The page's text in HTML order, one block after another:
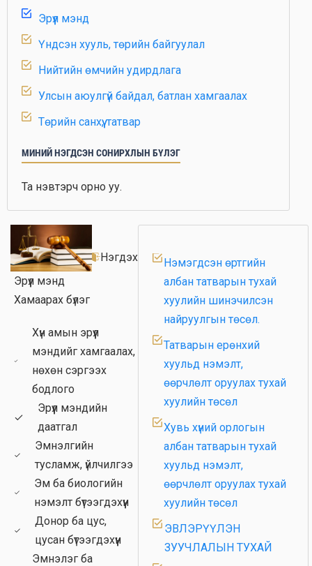
Эрүүл мэнд
Үндсэн хууль, төрийн байгуулал
Нийтийн өмчийн удирдлага
Улсын аюулгүй байдал, батлан хамгаалах
Төрийн санхүү, татвар
Газар зохион байгуулалт, хот төлөвлөлт
Дэд бүтэц
Тээвэр, логистик
Цахим технологи, харилцаа холбоо
Олон улсын эдийн засгийн үйл ажиллагаа,
Хүрээлэн буй орчин
Биеийн тамир, спорт
Соёл, урлаг
Хууль зүйн алба
Гэмт хэрэг, зөрчил
Шүүх эрх мэдэл
Хаалттай
МИНИЙ НЭГДСЭН СОНИРХЛЫН БҮЛЭГ
Та нэвтэрч орно уу.
Эрүүл мэнд
Нэгдэх
Хамаарах бүлэг
Хүн амын эрүүл
мэндийг хамгаалах,
нөхөн сэргээх
бодлого
Эрүүл мэндийн
даатгал
Эмнэлгийн
тусламж, үйлчилгээ
Эм ба биологийн
нэмэлт бүтээгдэхүүн
Донор ба цус,
цусан бүтээгдэхүүн
Эмнэлэг ба
Нэмэгдсэн өртгийн
албан татварын тухай
хуулийн шинэчилсэн
найруулгын төсөл.
Татварын ерөнхий
хуульд нэмэлт,
өөрчлөлт оруулах тухай
хуулийн төсөл
Хувь хүний орлогын
албан татварын тухай
хуульд нэмэлт,
өөрчлөлт оруулах тухай
хуулийн төсөл
ЭВЛЭРҮҮЛЭН
ЗУУЧЛАЛЫН ТУХАЙ